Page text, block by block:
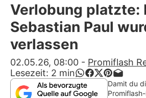
Alle Themen auf
App
Team
Verlobung platzte:
Sebastian Paul
verlassen
02.05.26, 08:00 - Promiflash
Lesezeit: 2 min
Damit du